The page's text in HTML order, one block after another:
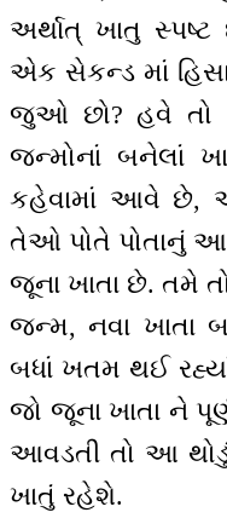
અર્થાત્ ખાતુ
એક સેકન્ડ માં
જુઓ છો? હવે
જન્મોનાં બનેલાં
કહેવામાં આવે છે,
તેઓ પોતે પોતાનું
જૂના ખાતા છે. તમે
જન્મ, નવા ખાતા
બધાં ખતમ થઈ
જો જૂના ખાતા ને
આવડતી તો આ
ખાતું રહેશે.